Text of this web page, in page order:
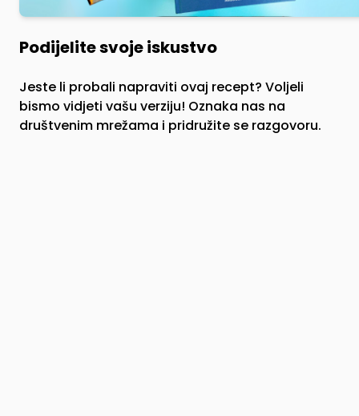
Podijelite svoje iskustvo
Jeste li probali napraviti ovaj recept? Voljeli
bismo vidjeti vašu verziju! Oznaka nas na
društvenim mrežama i pridružite se razgovoru.